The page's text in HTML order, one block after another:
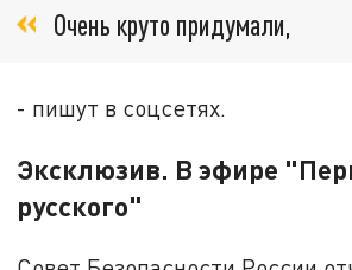
Очень круто придумали,
- пишут в соцсетях.
Эксклюзив. В эфире
русского"